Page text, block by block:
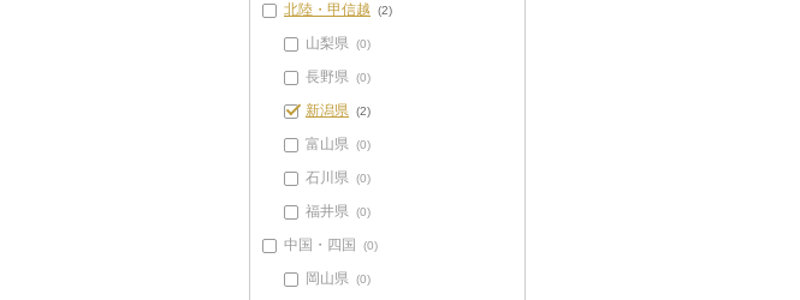
北陸・甲信越 (2)
山梨県 (0)
長野県 (0)
新潟県 (2)
富山県 (0)
石川県 (0)
福井県 (0)
中国・四国 (0)
岡山県 (0)